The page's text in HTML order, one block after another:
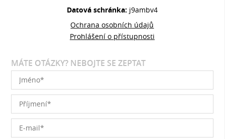
Datová schránka: j9ambv4
Ochrana osobních údajů
Prohlášení o přístupnosti
MÁTE OTÁZKY? NEBOJTE SE ZEPTAT